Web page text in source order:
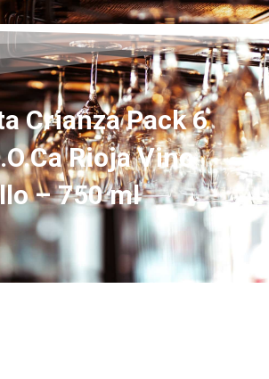
Crianza Pack 6
Rioja Vino
– 750 ml